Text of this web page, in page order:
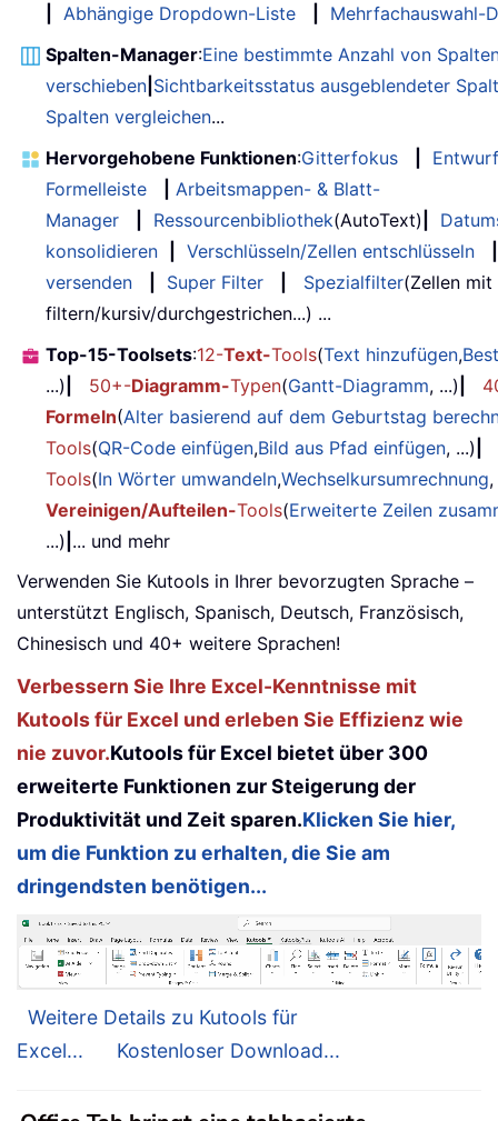
Abhängige Dropdown-Liste
Mehrfachauswahl-
Spalten-Manager:Eine bestimmte Anzahl von
verschieben Sichtbarkeitsstatus ausgeblendeter
Spalten vergleichen...
Hervorgehobene Funktionen:Gitterfokus
Entwurf
Formelleiste
Arbeitsmappen- & Blatt-
Manager
Ressourcenbibliothek(AutoText)
konsolidieren
Verschlüsseln/Zellen entschlüsseln
versenden
Super Filter Spezialfilter(Zellen
filtern/kursiv/durchgestrichen...) ...
Top-15-Toolsets:12-Text-Tools(Text hinzufügen,
...)
50+-Diagramm-Typen(Gantt-Diagramm, ...)
Formeln(Alter basierend auf dem Geburtstag
Tools(QR-Code einfügen,Bild aus Pfad einfügen, ...)
Tools(In Wörter umwandeln,Wechselkursumrechnung
Vereinigen/Aufteilen-Tools(Erweiterte Zeilen
...) ... und mehr
Verwenden Sie Kutools in Ihrer bevorzugten Sprache –
unterstützt Englisch, Spanisch, Deutsch, Französisch,
Chinesisch und 40+ weitere Sprachen!
Verbessern Sie Ihre Excel-Kenntnisse mit
Kutools für Excel und erleben Sie Effizienz wie
nie zuvor.Kutools für Excel bietet über 300
erweiterte Funktionen zur Steigerung der
Produktivität und Zeit sparen.Klicken Sie hier,
um die Funktion zu erhalten, die Sie am
dringendsten benötigen...
Weitere Details zu Kutools für
Excel...
Kostenloser Download...